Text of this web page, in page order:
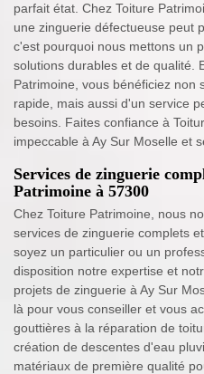
parfait état. Chez Toiture
une zinguerie défectueuse peut
c'est pourquoi nous mettons un
solutions durables et de qualité.
Patrimoine, vous bénéficiez non
rapide, mais aussi d'un service
besoins. Faites confiance à
impeccable à Ay Sur Moselle et
Services de zinguerie
Patrimoine à 57300
Chez Toiture Patrimoine, nous
services de zinguerie complets
soyez un particulier ou un
disposition notre expertise et
projets de zinguerie à Ay Sur
là pour vous conseiller et vous
gouttières à la réparation de
création de descentes d'eau
matériaux de première qualité